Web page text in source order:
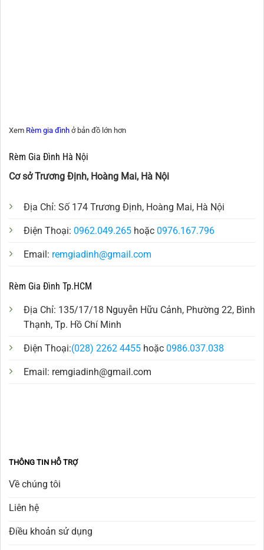
Xem Rèm gia đình ở bản đồ lớn hơn
Rèm Gia Đình Hà Nội
Cơ sở Trương Định, Hoàng Mai, Hà Nội
Địa Chỉ: Số 174 Trương Định, Hoàng Mai, Hà Nội
Điện Thoại: 0962.049.265 hoặc 0976.167.796
Email: remgiadinh@gmail.com
Rèm Gia Đình Tp.HCM
Địa Chỉ: 135/17/18 Nguyễn Hữu Cảnh, Phường 22, Bình
Thạnh, Tp. Hồ Chí Minh
Điện Thoại:(028) 2262 4455 hoặc 0986.037.038
Email: remgiadinh@gmail.com
THÔNG TIN HỖ TRỢ
Về chúng tôi
Liên hệ
Điều khoản sử dụng